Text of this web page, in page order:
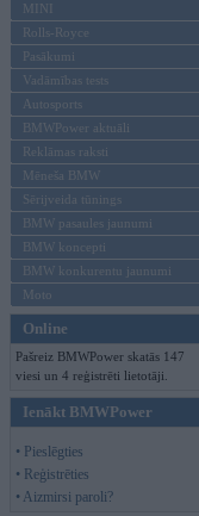
MINI
Rolls-Royce
Pasākumi
Vadāmības tests
Autosports
BMWPower aktuāli
Reklāmas raksti
Mēneša BMW
Sērijveida tūnings
BMW pasaules jaunumi
BMW koncepti
BMW konkurentu jaunumi
Moto
Online
Pašreiz BMWPower skatās 147
viesi un 4 reģistrēti lietotāji.
Ienākt BMWPower
• Pieslēgties
• Reģistrēties
• Aizmirsi paroli?